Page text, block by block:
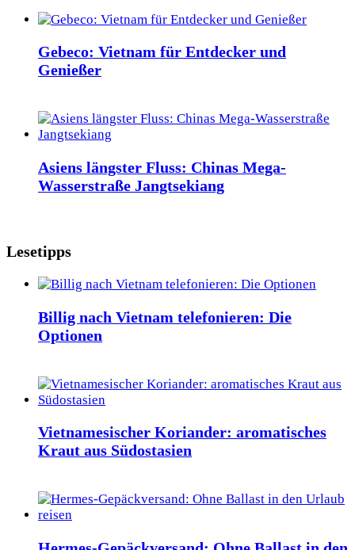
Gebeco: Vietnam für Entdecker und
Genießer
Asiens längster Fluss: Chinas Mega-
Wasserstraße Jangtsekiang
Lesetipps
Billig nach Vietnam telefonieren: Die
Optionen
Vietnamesischer Koriander: aromatisches
Kraut aus Südostasien